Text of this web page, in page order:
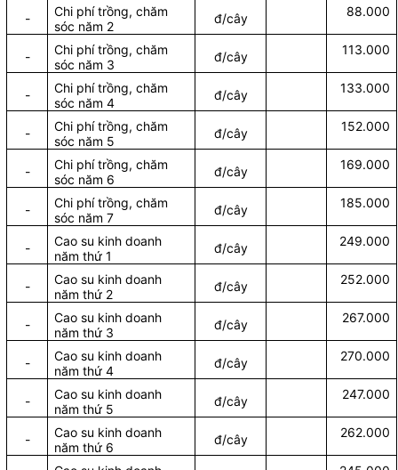
-
Chi phí trồng, chăm
sóc năm 2
đ/cây 88.000
-
Chi phí trồng, chăm
sóc năm 3
đ/cây 113.000
-
Chi phí trồng, chăm
sóc năm 4
đ/cây 133.000
-
Chi phí trồng, chăm
sóc năm 5
đ/cây 152.000
-
Chi phí trồng, chăm
sóc năm 6
đ/cây 169.000
-
Chi phí trồng, chăm
sóc năm 7
đ/cây 185.000
-
Cao su kinh doanh
năm thứ 1
đ/cây 249.000
-
Cao su kinh doanh
năm thứ 2
đ/cây 252.000
-
Cao su kinh doanh
năm thứ 3
đ/cây 267.000
-
Cao su kinh doanh
năm thứ 4
đ/cây 270.000
-
Cao su kinh doanh
năm thứ 5
đ/cây 247.000
-
Cao su kinh doanh
năm thứ 6
đ/cây 262.000